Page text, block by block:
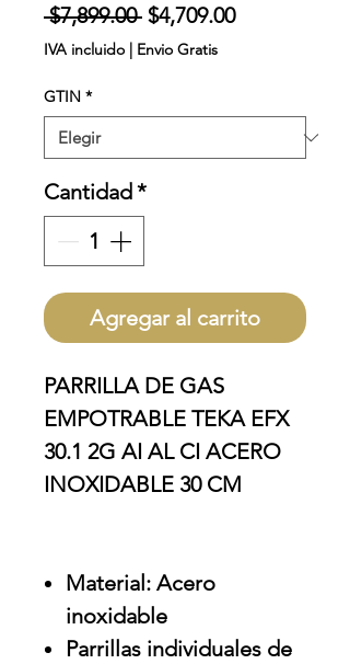
$7,899.00 Precio
$4,709.00Precio
IVA incluido Envio Gratis
GTIN *
Cantidad*
Agregar al carrito
PARRILLA DE GAS
EMPOTRABLE TEKA EFX
30.1 2G AI AL CI ACERO
INOXIDABLE 30 CM
Material: Acero
inoxidable
Parrillas individuales de